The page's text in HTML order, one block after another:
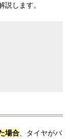
します。
場合 、タイヤがバ